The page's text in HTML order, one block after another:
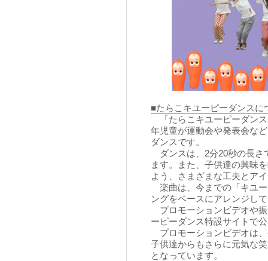
■たらこキユーピーダンスに
「たらこキユーピーダン
年児童が運動会や発表会な
ダンスです。
ダンスは、2分20秒の長さ
ます。また、子供達の興味
よう、さまざまな工夫とア
楽曲は、今までの「キユ
ングをベースにアレンジし
プロモーションビデオや
ーピーダンス特設サイトで
プロモーションビデオは
子供達からもさらに元気な
となっています。